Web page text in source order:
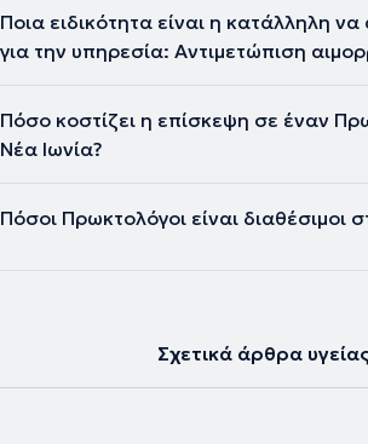
Ποια ειδικότητα είναι η κατάλληλη
για την υπηρεσία: Αντιμετώπιση
Πόσο κοστίζει η επίσκεψη σε έναν
Νέα Ιωνία?
Πόσοι Πρωκτολόγοι είναι διαθέσιμοι
Σχετικά άρθρα υγείας